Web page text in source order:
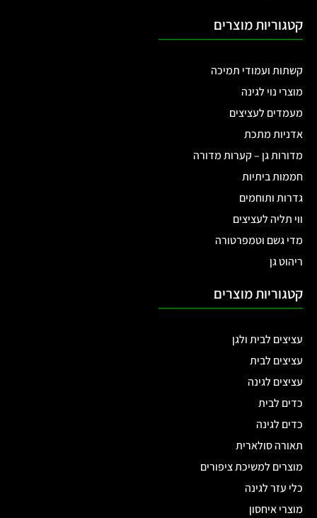
קטגוריות מוצרים
קשתות ועמודי תמיכה
מוצרי נוי לגינה
מעמדים לעציצים
אדניות מתכת
מדורות גן – קערות מדורה
חממות ביתיות
גדרות ותוחמים
ווי תליה לעציצים
מדי גשם וטמפרטורה
ריהוט גן
קטגוריות מוצרים
עציצים לבית ולגן
עציצים לבית
עציצים לגינה
כדים לבית
כדים לגינה
תאורה סולארית
מוצרים למשיכת ציפורים
כלי עזר לגינה
מוצרי איחסון